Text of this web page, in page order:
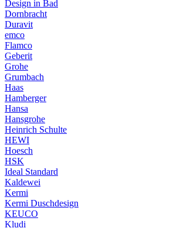
Design in Bad
Dornbracht
Duravit
emco
Flamco
Geberit
Grohe
Grumbach
Haas
Hamberger
Hansa
Hansgrohe
Heinrich Schulte
HEWI
Hoesch
HSK
Ideal Standard
Kaldewei
Kermi
Kermi Duschdesign
KEUCO
Kludi